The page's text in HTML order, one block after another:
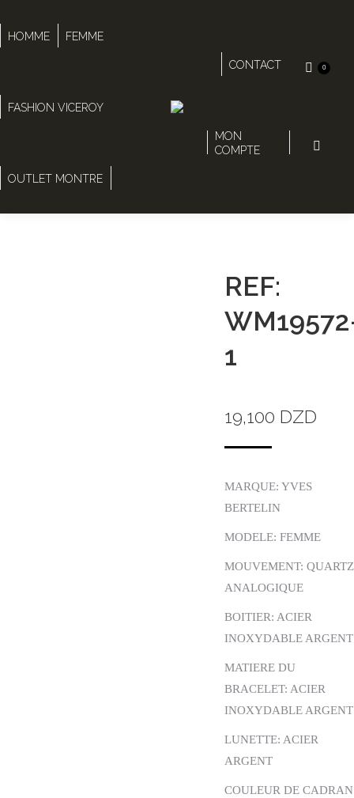
HOMME FEMME
FASHION VICEROY
OUTLET MONTRE
CONTACT
MON
COMPTE
0
REF:
1
19,100 DZD
MARQUE: YVES
BERTELIN
MODELE: FEMME
MOUVEMENT: QUARTZ
ANALOGIQUE
BOITIER: ACIER
INOXYDABLE ARGENT
MATIERE DU
BRACELET: ACIER
INOXYDABLE ARGENT
LUNETTE: ACIER
ARGENT
COULEUR DE